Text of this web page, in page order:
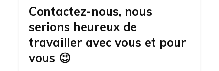
Contactez-nous, nous
serions heureux de
travailler avec vous et pour
vous 😉